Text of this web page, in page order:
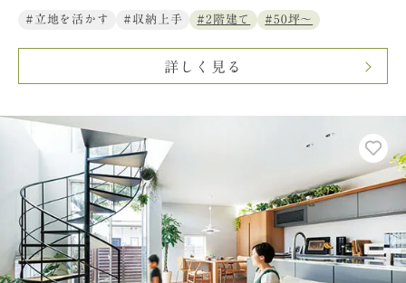
#立地を活かす #収納上手 #2階建て #50坪〜
詳しく見る